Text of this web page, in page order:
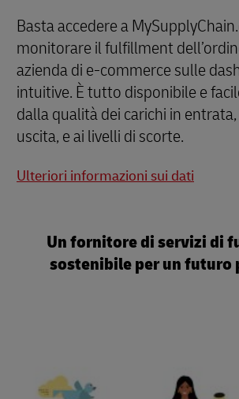
Basta accedere a
monitorare il fulfillment
azienda di e-commerce sulle
intuitive. È tutto disponibile e
dalla qualità dei carichi in
uscita, e ai livelli di scorte.
Ulteriori informazioni sui dati
Un fornitore di servizi di
sostenibile per un futuro